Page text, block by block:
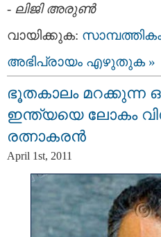
- ലിജി അരുണ്‍
വായിക്കുക:
അഭിപ്രായം എഴുതുക »
ഭൂതകാലം മറക്കുന്ന
ഇന്ത്യയെ ലോകം
രത്നാകരന്‍
April 1st, 2011